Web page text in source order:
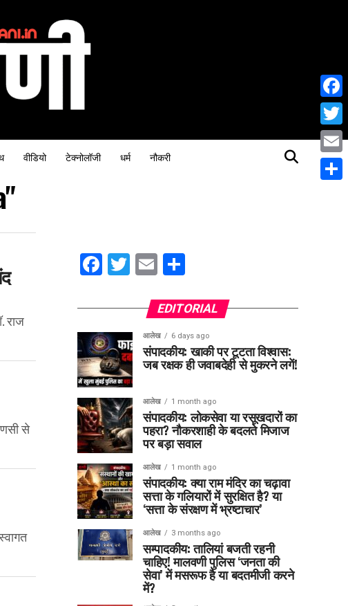
वीडियो टेक्नोलॉजी धर्म नौकरी
राज
से
Facebook
Twitter
Email
EDITORIAL
आलेख 6 days ago
संपादकीय: खाकी पर टूटता विश्वास:
जब रक्षक ही जवाबदेही से मुकरने लगें!
आलेख 1 month ago
संपादकीय: लोकसेवा या रसूखदारों का
पहरा? नौकरशाही के बदलते मिजाज
पर बड़ा सवाल
आलेख 1 month ago
संपादकीय: क्या राम मंदिर का चढ़ावा
सत्ता के गलियारों में सुरक्षित है? या
‘सत्ता के संरक्षण में भ्रष्टाचार’
आलेख 3 months ago
सम्पादकीय: तालियां बजती रहनी
चाहिए! मालवणी पुलिस ‘जनता की
सेवा’ में मसरूफ है या बदतमीजी करने
में?
Email